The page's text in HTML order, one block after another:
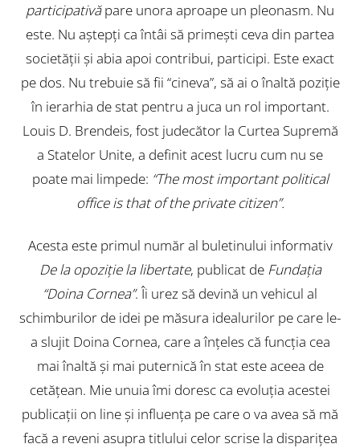
participativăpare unora aproape un pleonasm. Nu
este. Nu aștepți ca întâi să primești ceva din partea
societății și abia apoi contribui, participi. Este exact
pe dos. Nu trebuie să fii “cineva”, să ai o înaltă poziție
în ierarhia de stat pentru a juca un rol important.
Louis D. Brendeis, fost judecător la Curtea Supremă
a Statelor Unite, a definit acest lucru cum nu se
poate mai limpede: “The most important political
office is that of the private citizen”.
Acesta este primul număr al buletinului informativ
De la opoziție la libertate, publicat de Fundația
“Doina Cornea”. Îi urez să devină un vehicul al
schimburilor de idei pe măsura idealurilor pe care le-
a slujit Doina Cornea, care a înțeles că funcția cea
mai înaltă și mai puternică în stat este aceea de
cetățean. Mie unuia îmi doresc ca evoluția acestei
publicații on line și influența pe care o va avea să mă
facă a reveni asupra titlului celor scrise la disparițea